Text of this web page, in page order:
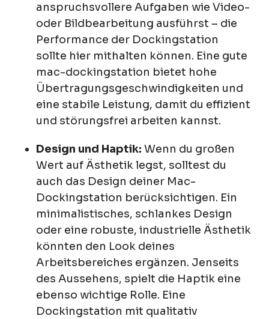
anspruchsvollere Aufgaben wie Video-
oder Bildbearbeitung ausführst – die
Performance der Dockingstation
sollte hier mithalten können. Eine gute
mac-dockingstation bietet hohe
Übertragungsgeschwindigkeiten und
eine stabile Leistung, damit du effizient
und störungsfrei arbeiten kannst.
Design und Haptik: Wenn du großen
Wert auf Ästhetik legst, solltest du
auch das Design deiner Mac-
Dockingstation berücksichtigen. Ein
minimalistisches, schlankes Design
oder eine robuste, industrielle Ästhetik
könnten den Look deines
Arbeitsbereiches ergänzen. Jenseits
des Aussehens, spielt die Haptik eine
ebenso wichtige Rolle. Eine
Dockingstation mit qualitativ